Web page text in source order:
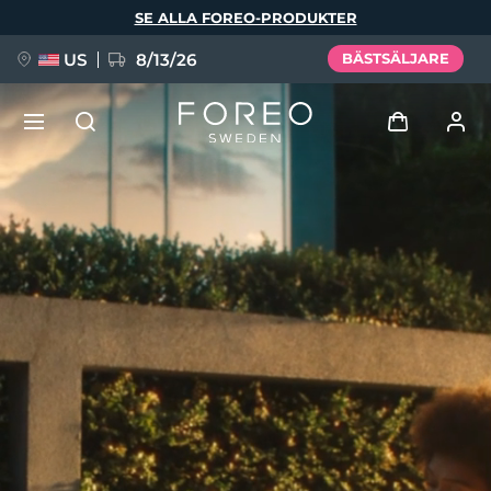
SE ALLA FOREO-PRODUKTER
US 8/13/26 BÄSTSÄLJARE
Användarprofil
Mina enheter
Mina beställningar
Mina adresser
Mina prenumerationer
FAQ™ Pure Beauty-Tech Elixir
BREAKING NEWS
issa™ Teeth Whitening Set
Språk
English Deutsch
Español
Français
Italiano
Português
Polski
Svenska
Русский
Türkçe
简体中文 繁體中文